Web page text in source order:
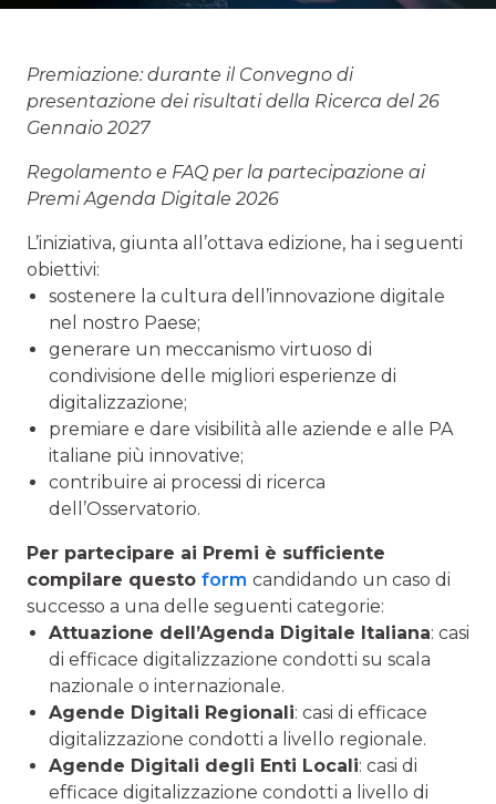
Premiazione: durante il Convegno di
presentazione dei risultati della Ricerca del 26
Gennaio 2027
Regolamento e FAQ per la partecipazione ai
Premi Agenda Digitale 2026
L’iniziativa, giunta all’ottava edizione, ha i seguenti
obiettivi:
sostenere la cultura dell’innovazione digitale
nel nostro Paese;
generare un meccanismo virtuoso di
condivisione delle migliori esperienze di
digitalizzazione;
premiare e dare visibilità alle aziende e alle PA
italiane più innovative;
contribuire ai processi di ricerca
dell’Osservatorio.
Per partecipare ai Premi è sufficiente
compilare questo form candidando un caso di
successo a una delle seguenti categorie:
Attuazione dell’Agenda Digitale Italiana: casi
di efficace digitalizzazione condotti su scala
nazionale o internazionale.
Agende Digitali Regionali: casi di efficace
digitalizzazione condotti a livello regionale.
Agende Digitali degli Enti Locali: casi di
efficace digitalizzazione condotti a livello di